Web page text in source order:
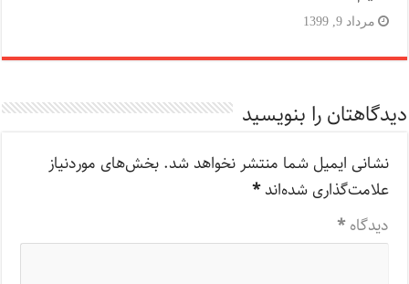
مرداد 9, 1399
دیدگاهتان را بنویسید
نشانی ایمیل شما منتشر نخواهد شد. بخش‌های موردنیاز
علامت‌گذاری شده‌اند*
دیدگاه*